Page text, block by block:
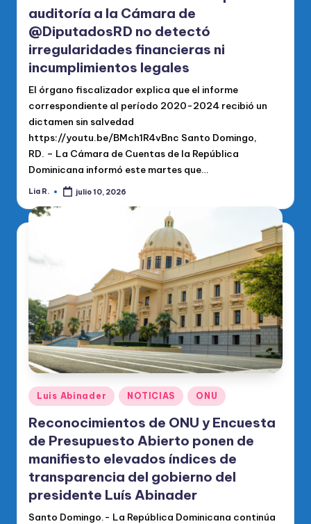
auditoría a la Cámara de
@DiputadosRD no detectó
irregularidades financieras ni
incumplimientos legales
El órgano fiscalizador explica que el informe
correspondiente al período 2020-2024 recibió un
dictamen sin salvedad
https://youtu.be/BMch1R4vBnc Santo Domingo,
RD. – La Cámara de Cuentas de la República
Dominicana informó este martes que…
Publicado
Lia R. julio 10, 2026
Publicado
en
Luis Abinader NOTICIAS ONU
Reconocimientos de ONU y Encuesta
de Presupuesto Abierto ponen de
manifiesto elevados índices de
transparencia del gobierno del
presidente Luís Abinader
Santo Domingo.- La República Dominicana continúa